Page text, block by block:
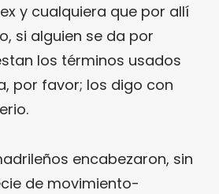
y cualquiera que por allí
si alguien se da por
los términos usados
por favor; los digo con
encabezaron, sin
de movimiento-